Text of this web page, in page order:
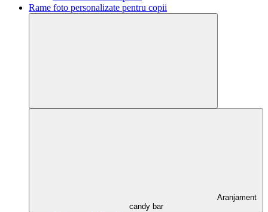
Rame foto personalizate pentru copii
Aranjament
candy bar